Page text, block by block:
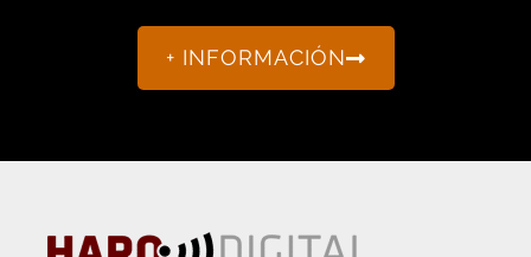
+ INFORMACIÓN